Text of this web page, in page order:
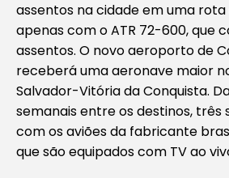
assentos na cidade em uma
apenas com o ATR 72-600, que
assentos. O novo aeroporto de
receberá uma aeronave maior
Salvador-Vitória da Conquista.
semanais entre os destinos, três
com os aviões da fabricante
que são equipados com TV ao